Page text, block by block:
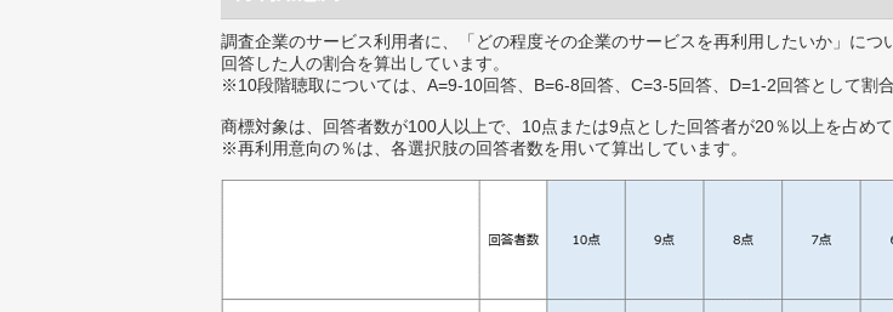
調査企業のサービス利用者に、「どの程度その企業のサービスを再利用したいか」に
回答した人の割合を算出しています。
※10段階聴取については、A=9-10回答、B=6-8回答、C=3-5回答、D=1-2回答として割
商標対象は、回答者数が100人以上で、10点または9点とした回答者が20％以上を占めて
※再利用意向の％は、各選択肢の回答者数を用いて算出しています。